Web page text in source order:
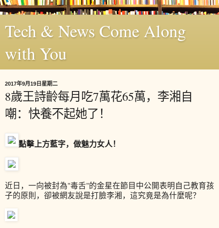
Tech & News Come Along
with You
2017年9月19日星期二
8歲王詩齡每月吃7萬花65萬，李湘自
嘲：快養不起她了！
點擊上方藍字，做魅力女人！
近日，一向被封為"毒舌"的金星在節目中公開表明自己教育孩
子的原則，卻被網友說是打臉李湘，這究竟是為什麼呢？